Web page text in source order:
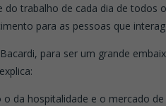
do trabalho de cada dia de todos
para as pessoas que
para ser um grande
da hospitalidade e o mercado